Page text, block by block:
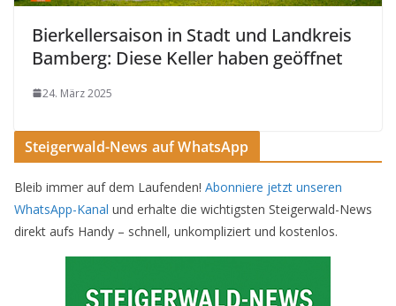
Bierkellersaison in Stadt und Landkreis
Bamberg: Diese Keller haben geöffnet
24. März 2025
Steigerwald-News auf WhatsApp
Bleib immer auf dem Laufenden! Abonniere jetzt unseren
WhatsApp-Kanal und erhalte die wichtigsten Steigerwald-News
direkt aufs Handy – schnell, unkompliziert und kostenlos.